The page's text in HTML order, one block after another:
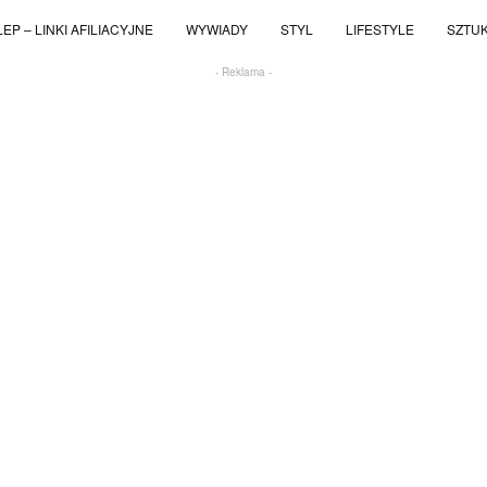
– LINKI AFILIACYJNE WYWIADY STYL LIFESTYLE
- Reklama -